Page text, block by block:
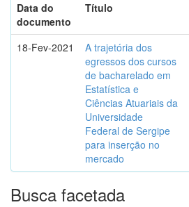
Data do
documento
Título
18-Fev-2021
A trajetória dos
egressos dos cursos
de bacharelado em
Estatística e
Ciências Atuariais da
Universidade
Federal de Sergipe
para inserção no
mercado
Busca facetada